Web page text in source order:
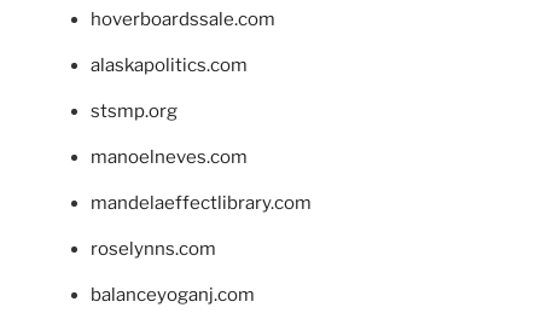
hoverboardssale.com
alaskapolitics.com
stsmp.org
manoelneves.com
mandelaeffectlibrary.com
roselynns.com
balanceyoganj.com